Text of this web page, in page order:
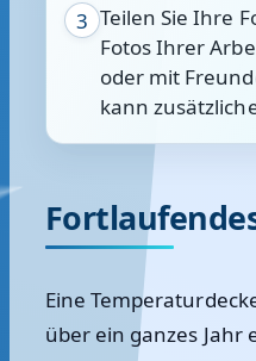
3 Teilen Sie Ihre
Fotos Ihrer
oder mit
kann
Eine
über ein ganzes Jahr